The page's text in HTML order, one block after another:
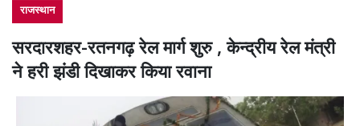
राजस्थान
सरदारशहर-रतनगढ़ रेल मार्ग शुरु , केन्द्रीय रेल मंत्री
ने हरी झंडी दिखाकर किया रवाना